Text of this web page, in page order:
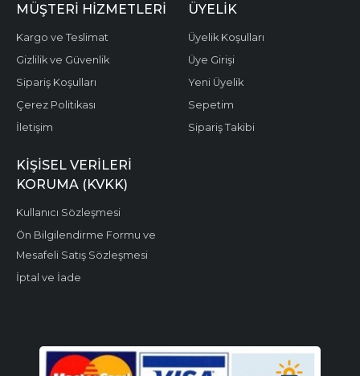
MÜŞTERI HIZMETLERI
Kargo ve Teslimat
Gizlilik ve Güvenlik
Sipariş Koşulları
Çerez Politikası
İletişim
ÜYELIK
Üyelik Koşulları
Üye Girişi
Yeni Üyelik
Sepetim
Sipariş Takibi
KIŞISEL VERILERI
KORUMA (KVKK)
Kullanıcı Sözleşmesi
Ön Bilgilendirme Formu ve
Mesafeli Satış Sözleşmesi
İptal ve İade